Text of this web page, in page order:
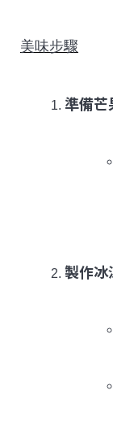
美味步驟
準備芒
製作冰